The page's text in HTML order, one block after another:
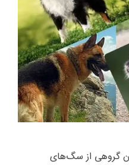
گروهی از سگ‌های